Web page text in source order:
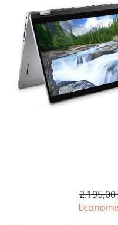
Docking stations
Genti Laptop
Incarcatoare laptop
Incarcatoare laptop
Standuri și Coolere Laptop
Alte accesorii
Card reader
Calculatoare GAMING
2.195,00